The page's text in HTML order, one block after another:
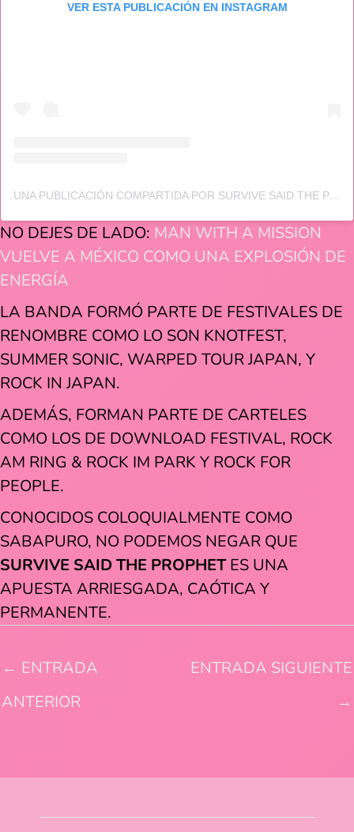
VER ESTA PUBLICACIÓN EN INSTAGRAM
UNA PUBLICACIÓN COMPARTIDA POR SURVIVE SAID THE PROPHET (@SURVIVESAIDTHEPROPHET)
NO DEJES DE LADO: MAN WITH A MISSION
VUELVE A MÉXICO COMO UNA EXPLOSIÓN DE
ENERGÍA
LA BANDA FORMÓ PARTE DE FESTIVALES DE
RENOMBRE COMO LO SON KNOTFEST,
SUMMER SONIC, WARPED TOUR JAPAN, Y
ROCK IN JAPAN.
ADEMÁS, FORMAN PARTE DE CARTELES
COMO LOS DE DOWNLOAD FESTIVAL, ROCK
AM RING & ROCK IM PARK Y ROCK FOR
PEOPLE.
CONOCIDOS COLOQUIALMENTE COMO
SABAPURO, NO PODEMOS NEGAR QUE
SURVIVE SAID THE PROPHETES UNA
APUESTA ARRIESGADA, CAÓTICA Y
PERMANENTE.
← ENTRADA
ANTERIOR
ENTRADA SIGUIENTE
→